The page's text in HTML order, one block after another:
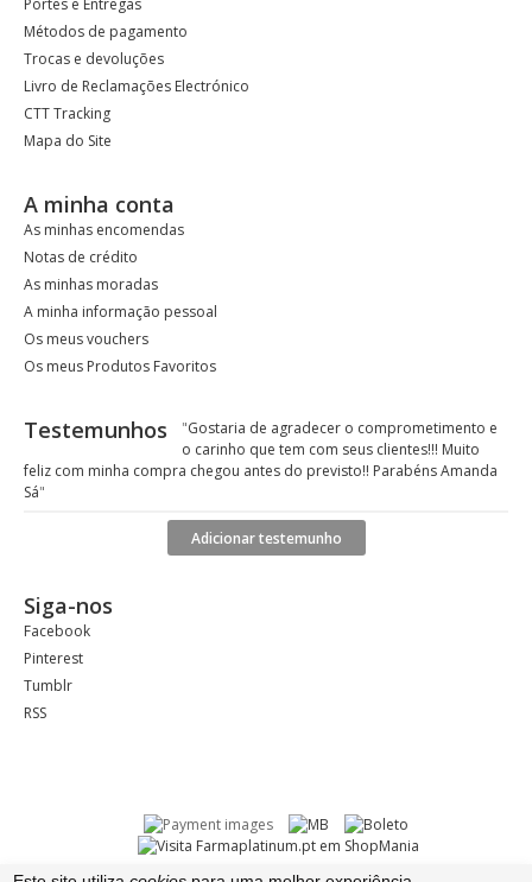
Portes e Entregas
Métodos de pagamento
Trocas e devoluções
Livro de Reclamações Electrónico
CTT Tracking
Mapa do Site
A minha conta
As minhas encomendas
Notas de crédito
As minhas moradas
A minha informação pessoal
Os meus vouchers
Os meus Produtos Favoritos
Testemunhos "Gostaria de agradecer o comprometimento e
o carinho que tem com seus clientes!!! Muito
feliz com minha compra chegou antes do previsto!! Parabéns Amanda
Sá"
Adicionar testemunho
Siga-nos
Facebook
Pinterest
Tumblr
RSS